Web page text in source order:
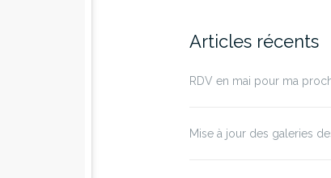
Articles récents
RDV en mai pour ma
Mise à jour des galeries